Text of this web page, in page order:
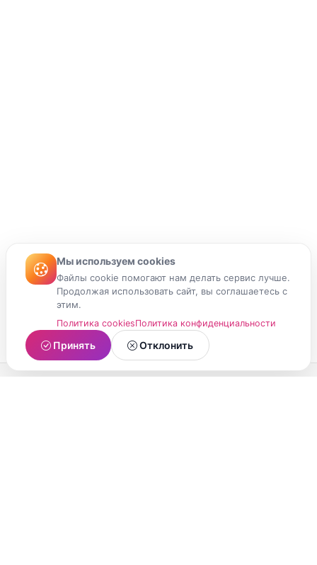
Мы используем cookies
Файлы cookie помогают нам делать сервис лучше.
Продолжая использовать сайт, вы соглашаетесь с
этим.
Политика cookiesПолитика конфиденциальности
Принять Отклонить